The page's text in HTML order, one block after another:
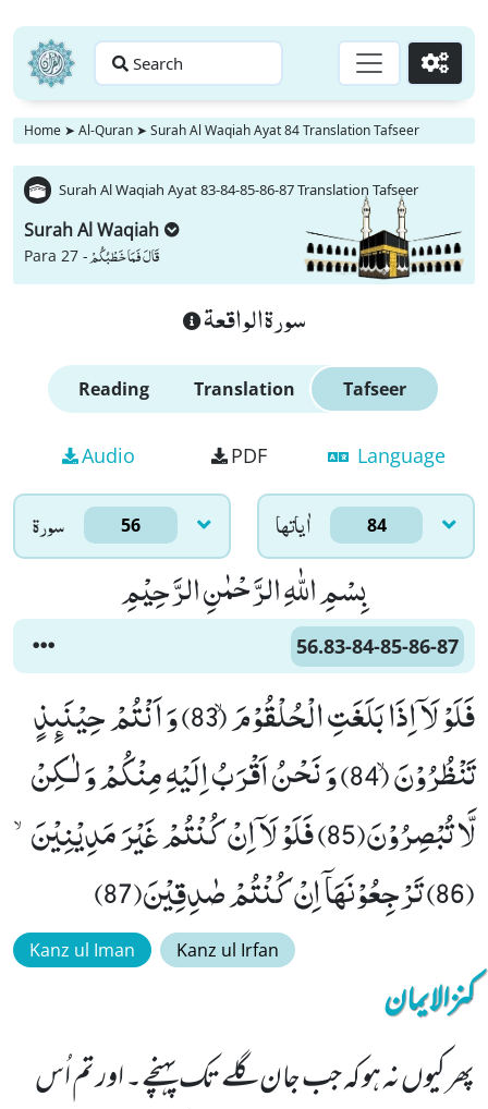
Search Go
Home ➤ Al-Quran ➤ Surah Al Waqiah Ayat 84 Translation Tafseer
Surah Al Waqiah Ayat 83-84-85-86-87 Translation Tafseer
Surah Al Waqiah
Para 27 -قَالَ فَمَا خَطْبُكُمْ
سورة الواقعة
Reading Translation Tafseer
Audio PDF Language
سورۃ 56 اٰياتها 84
بِسْمِ اللّٰهِ الرَّحْمٰنِ الرَّحِیْمِ
56.83-84-85-86-87
فَلَوْ لَاۤ اِذَا بَلَغَتِ الْحُلْقُوْمَۙ (83) وَ اَنْتُمْ حِیْنَىٕذٍ
تَنْظُرُوْنَۙ (84) وَ نَحْنُ اَقْرَبُ اِلَیْهِ مِنْكُمْ وَ لٰـكِنْ
لَّا تُبْصِرُوْنَ(85) فَلَوْ لَاۤ اِنْ كُنْتُمْ غَیْرَ مَدِیْنِیْنَۙ
(86) تَرْجِعُوْنَهَاۤ اِنْ كُنْتُمْ صٰدِقِیْنَ(87)
Kanz ul Iman Kanz ul Irfan
کنزالایمان
پھر کیوں نہ ہو کہ جب جان گلے تک پہنچے۔ اور تم اُس